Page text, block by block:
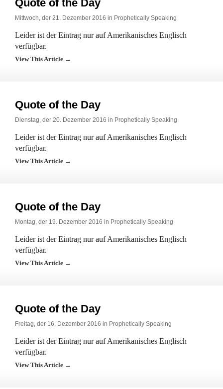
Quote of the Day
Mittwoch, der 21. Dezember 2016 in Prophetically Speaking
Leider ist der Eintrag nur auf Amerikanisches Englisch
verfügbar.
View This Article →
Quote of the Day
Dienstag, der 20. Dezember 2016 in Prophetically Speaking
Leider ist der Eintrag nur auf Amerikanisches Englisch
verfügbar.
View This Article →
Quote of the Day
Montag, der 19. Dezember 2016 in Prophetically Speaking
Leider ist der Eintrag nur auf Amerikanisches Englisch
verfügbar.
View This Article →
Quote of the Day
Freitag, der 16. Dezember 2016 in Prophetically Speaking
Leider ist der Eintrag nur auf Amerikanisches Englisch
verfügbar.
View This Article →